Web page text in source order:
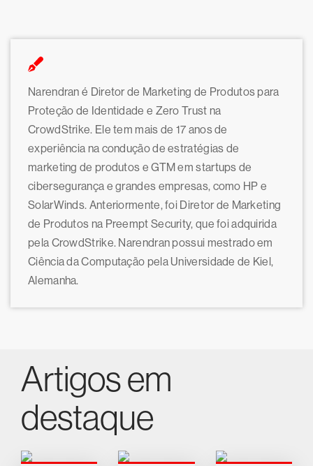
Narendran é Diretor de Marketing de Produtos para
Proteção de Identidade e Zero Trust na
CrowdStrike. Ele tem mais de 17 anos de
experiência na condução de estratégias de
marketing de produtos e GTM em startups de
cibersegurança e grandes empresas, como HP e
SolarWinds. Anteriormente, foi Diretor de Marketing
de Produtos na Preempt Security, que foi adquirida
pela CrowdStrike. Narendran possui mestrado em
Ciência da Computação pela Universidade de Kiel,
Alemanha.
Artigos em
destaque